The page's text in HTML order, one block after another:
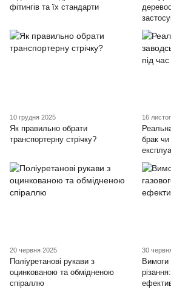
фітингів та їх стандарти
10 грудня 2025
Як правильно обрати
транспортерну стрічку?
16
брак
20 червня 2025
Поліуретанові рукави з
оцинкованою та обмідненою
спіраллю
30
Вимоги